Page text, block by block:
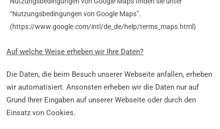
“Nutzungsbedingungen von Google Maps”.
(https://www.google.com/intl/de_de/help/terms_maps.html)
Auf welche Weise erheben wir Ihre Daten?
Die Daten, die beim Besuch unserer Webseite anfallen, erheben
wir automatisiert. Ansonsten erheben wir die Daten nur auf
Grund Ihrer Eingaben auf unserer Webseite oder durch den
Einsatz von Cookies.